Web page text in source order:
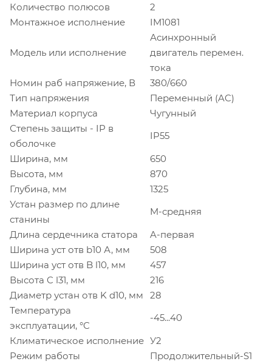
Количество полюсов
2
Монтажное исполнение
IM1081
Модель или исполнение
Асинхронный
двигатель перемен.
тока
Номин раб напряжение, В
380/660
Тип напряжения
Переменный (AC)
Материал корпуса
Чугунный
Степень защиты - IP в
оболочке
IP55
Ширина, мм
650
Высота, мм
870
Глубина, мм
1325
Устан размер по длине
станины
M-средняя
Длина сердечника статора
A-первая
Ширина уст отв b10 А, мм
508
Ширина уст отв B l10, мм
457
Высота C l31, мм
216
Диаметр устан отв K d10, мм
28
Температура
эксплуатации, °C
-45...40
Климатическое исполнение У2
Режим работы
Продолжительный-S1